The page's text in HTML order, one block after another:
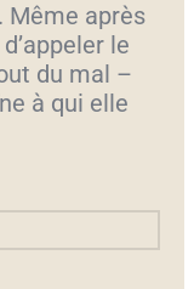
Même après
le
du mal –
à qui elle